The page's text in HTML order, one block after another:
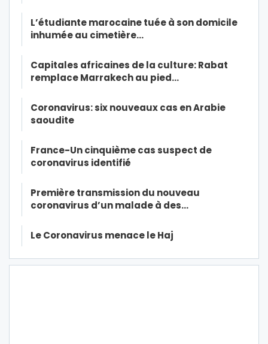
L’étudiante marocaine tuée à son domicile
inhumée au cimetière…
Capitales africaines de la culture: Rabat
remplace Marrakech au pied…
Coronavirus: six nouveaux cas en Arabie
saoudite
France-Un cinquième cas suspect de
coronavirus identifié
Première transmission du nouveau
coronavirus d’un malade à des…
Le Coronavirus menace le Haj